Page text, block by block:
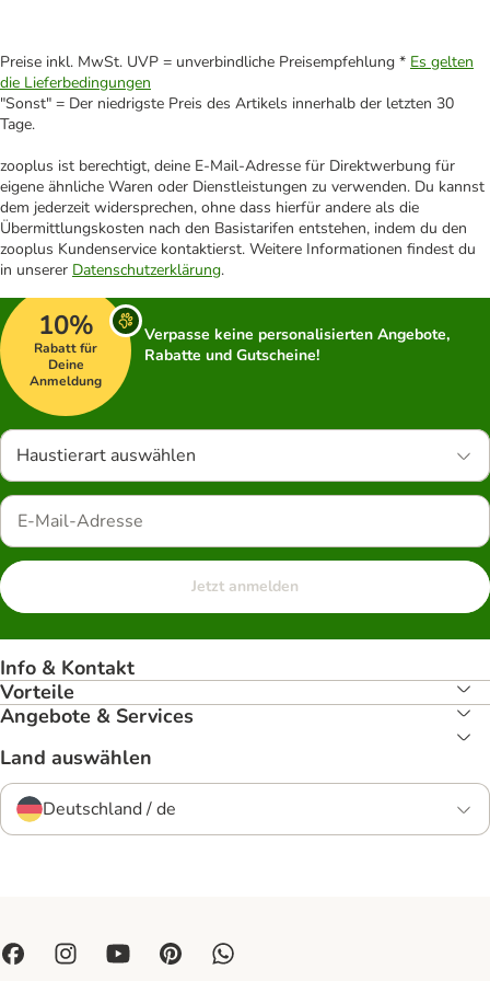
Preise inkl. MwSt. UVP = unverbindliche Preisempfehlung * Es gelten
die Lieferbedingungen
"Sonst" = Der niedrigste Preis des Artikels innerhalb der letzten 30
Tage.
zooplus ist berechtigt, deine E-Mail-Adresse für Direktwerbung für
eigene ähnliche Waren oder Dienstleistungen zu verwenden. Du kannst
dem jederzeit widersprechen, ohne dass hierfür andere als die
Übermittlungskosten nach den Basistarifen entstehen, indem du den
zooplus Kundenservice kontaktierst. Weitere Informationen findest du
in unserer Datenschutzerklärung.
10%
Rabatt für
Deine
Anmeldung
Verpasse keine personalisierten Angebote,
Rabatte und Gutscheine!
Haustierart auswählen
Jetzt anmelden
Info & Kontakt
Vorteile
Angebote & Services
Land auswählen
Deutschland / de